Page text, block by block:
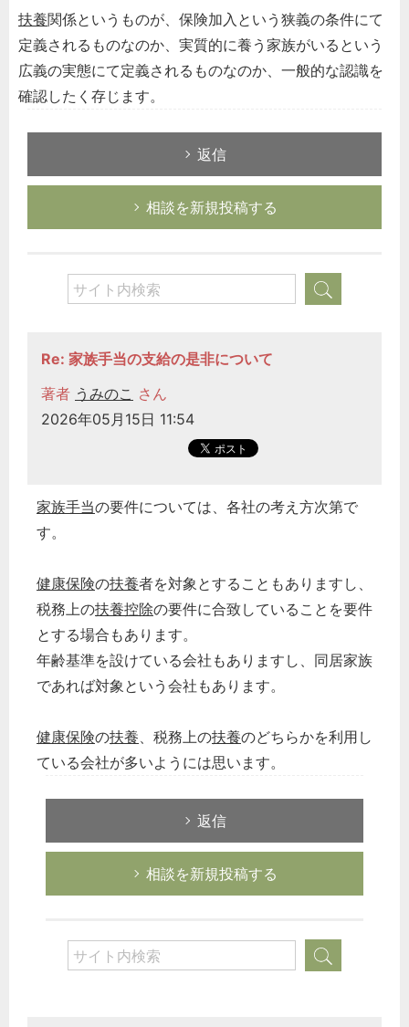
扶養関係というものが、保険加入という狭義の条件にて
定義されるものなのか、実質的に養う家族がいるという
広義の実態にて定義されるものなのか、一般的な認識を
確認したく存じます。
返信
相談を新規投稿する
Re: 家族手当の支給の是非について
著者 うみのこ さん
2026年05月15日 11:54
家族手当の要件については、各社の考え方次第で
す。
健康保険の扶養者を対象とすることもありますし、
税務上の扶養控除の要件に合致していることを要件
とする場合もあります。
年齢基準を設けている会社もありますし、同居家族
であれば対象という会社もあります。
健康保険の扶養、税務上の扶養のどちらかを利用し
ている会社が多いようには思います。
返信
相談を新規投稿する